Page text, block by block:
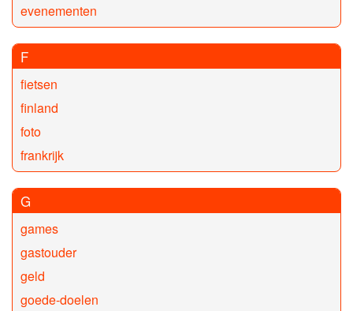
evenementen
F
fietsen
finland
foto
frankrijk
G
games
gastouder
geld
goede-doelen